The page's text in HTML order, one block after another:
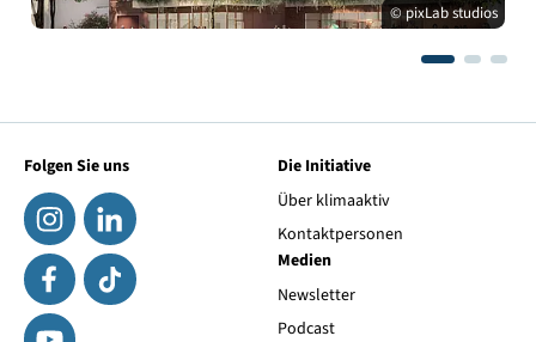
© pixLab studios
Folgen Sie uns
Die Initiative
Über klimaaktiv
Kontaktpersonen
Medien
Newsletter
Podcast